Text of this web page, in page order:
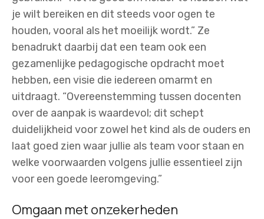
je wilt bereiken en dit steeds voor ogen te
houden, vooral als het moeilijk wordt.” Ze
benadrukt daarbij dat een team ook een
gezamenlijke pedagogische opdracht moet
hebben, een visie die iedereen omarmt en
uitdraagt. “Overeenstemming tussen docenten
over de aanpak is waardevol; dit schept
duidelijkheid voor zowel het kind als de ouders en
laat goed zien waar jullie als team voor staan en
welke voorwaarden volgens jullie essentieel zijn
voor een goede leeromgeving.”
Omgaan met onzekerheden